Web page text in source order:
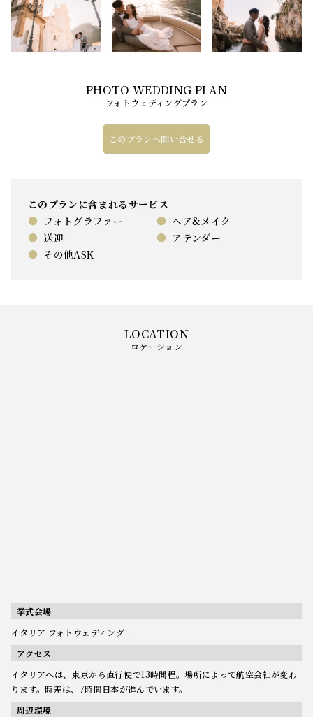
フォトウェディングプラン
このプランへ問い合せる
このプランに含まれるサービス
● フォトグラファー ● ヘア&メイク
● 送迎 ● アテンダー
● その他ASK
ロケーション
挙式会場
イタリア フォトウェディング
アクセス
イタリアへは、東京から直行便で13時間程。場所によって航空会社が変わ
ります。時差は、7時間日本が進んでいます。
周辺環境